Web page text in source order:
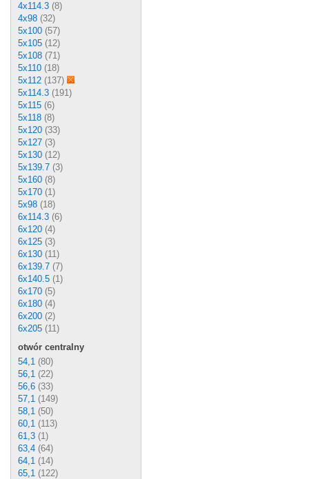
4x114.3 (8)
4x98 (32)
5x100 (57)
5x105 (12)
5x108 (71)
5x110 (18)
5x112 (137)
5x114.3 (191)
5x115 (6)
5x118 (8)
5x120 (33)
5x127 (3)
5x130 (12)
5x139.7 (3)
5x160 (8)
5x170 (1)
5x98 (18)
6x114.3 (6)
6x120 (4)
6x125 (3)
6x130 (11)
6x139.7 (7)
6x140.5 (1)
6x170 (5)
6x180 (4)
6x200 (2)
6x205 (11)
otwór centralny
54,1 (80)
56,1 (22)
56,6 (33)
57,1 (149)
58,1 (50)
60,1 (113)
61,3 (1)
63,4 (64)
64,1 (14)
65,1 (122)